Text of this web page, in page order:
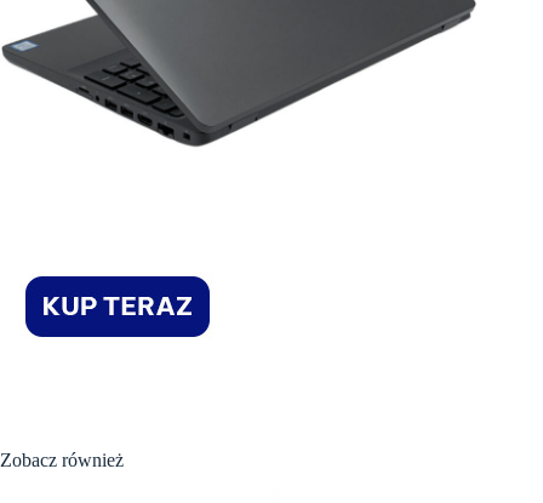
Zobacz również